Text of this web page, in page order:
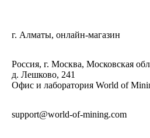
г. Алматы, онлайн-магазин
Россия, г. Москва, Московская
д. Лешково, 241
Офис и лаборатория World of
support@world-of-mining.com